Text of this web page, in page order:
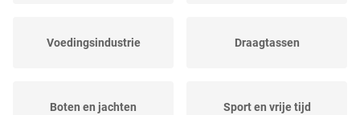
Voedingsindustrie Draagtassen
Boten en jachten Sport en vrije tijd